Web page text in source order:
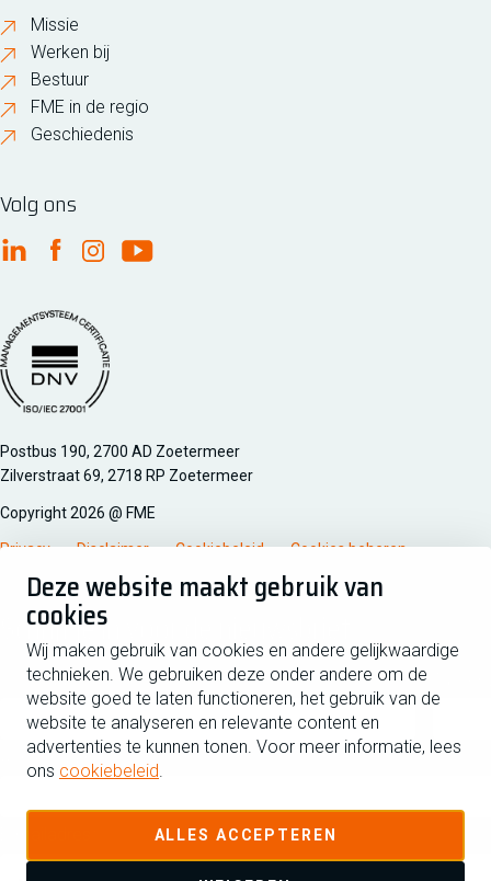
Deze website maakt gebruik van
cookies
Wij maken gebruik van cookies en andere gelijkwaardige
technieken. We gebruiken deze onder andere om de
website goed te laten functioneren, het gebruik van de
website te analyseren en relevante content en
advertenties te kunnen tonen. Voor meer informatie, lees
ons cookiebeleid.
ALLES ACCEPTEREN
Missie
Werken bij
Bestuur
FME in de regio
Geschiedenis
Volg ons
FME Linkedin
FME Facebook
FME Instagram
FME Youtube
Managementsyteem certificatie DNV iso/iec 27001
Postbus 190, 2700 AD Zoetermeer
Zilverstraat 69, 2718 RP Zoetermeer
Copyright 2026 @ FME
Privacy Disclaimer Cookiebeleid Cookies beheren
Schrijf je in voor de nieuwsbrief
Voornaam
Achternaam